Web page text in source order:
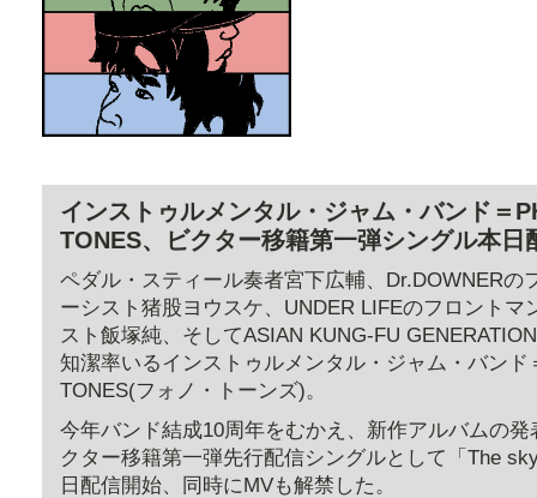
インストゥルメンタル・ジャム・バンド＝
TONES、ビクター移籍第一弾シングル本日
ペダル・スティール奏者宮下広輔、Dr.DOWNERの
ーシスト猪股ヨウスケ、UNDER LIFEのフロントマ
スト飯塚純、そしてASIAN KUNG-FU
知潔率いるインストゥルメンタル・ジャム・バンド
TONES(フォノ・トーンズ)。
今年バンド結成10周年をむかえ、新作アルバムの
クター移籍第一弾先行配信シングルとして「The
日配信開始、同時にMVも解禁した。